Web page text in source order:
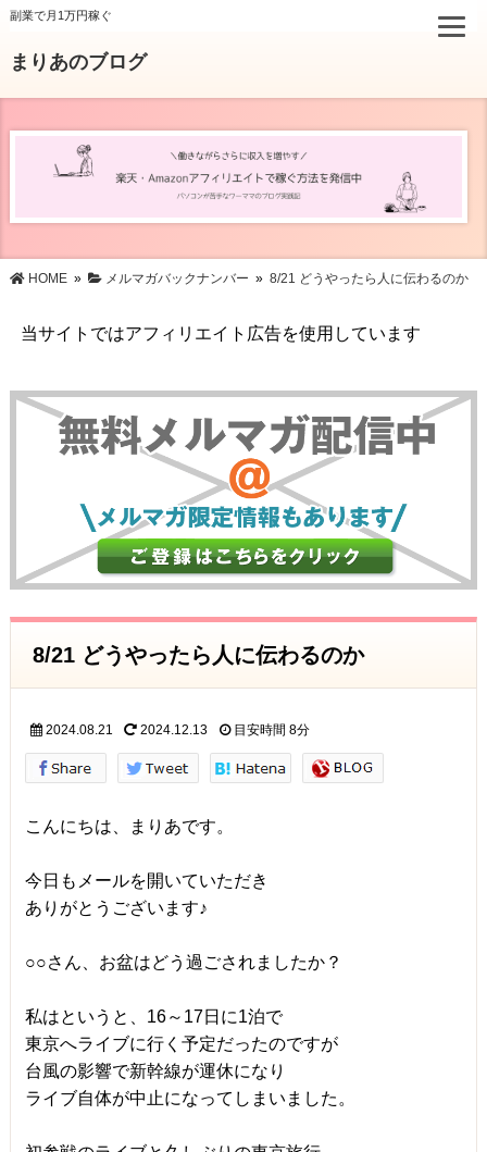
副業で月1万円稼ぐ
まりあのブログ
HOME» メルマガバックナンバー » 8/21 どうやったら人に伝わるのか
当サイトではアフィリエイト広告を使用しています
8/21 どうやったら人に伝わるのか
2024.08.21 2024.12.13 目安時間 8分
こんにちは、まりあです。
今日もメールを開いていただき
ありがとうございます♪
○○さん、お盆はどう過ごされましたか？
私はというと、16～17日に1泊で
東京へライブに行く予定だったのですが
台風の影響で新幹線が運休になり
ライブ自体が中止になってしまいました。